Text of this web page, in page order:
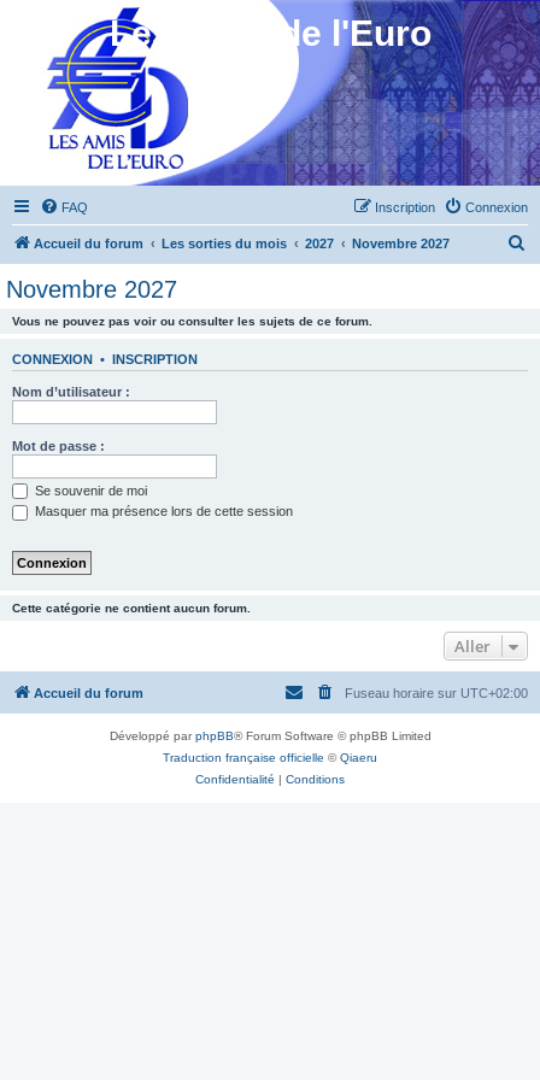
Les Amis de l'Euro
FAQ Connexion
Inscription
Accueil du forum Les sorties du mois 2027 Novembre 2027
Novembre 2027
Vous ne pouvez pas voir ou consulter les sujets de ce forum.
CONNEXION • INSCRIPTION
Nom d’utilisateur :
Mot de passe :
Se souvenir de moi
Masquer ma présence lors de cette session
Cette catégorie ne contient aucun forum.
Aller
Accueil du forum Fuseau horaire sur UTC+02:00
Développé parphpBB® Forum Software © phpBB Limited
Traduction française officielle ©Qiaeru
Confidentialité | Conditions